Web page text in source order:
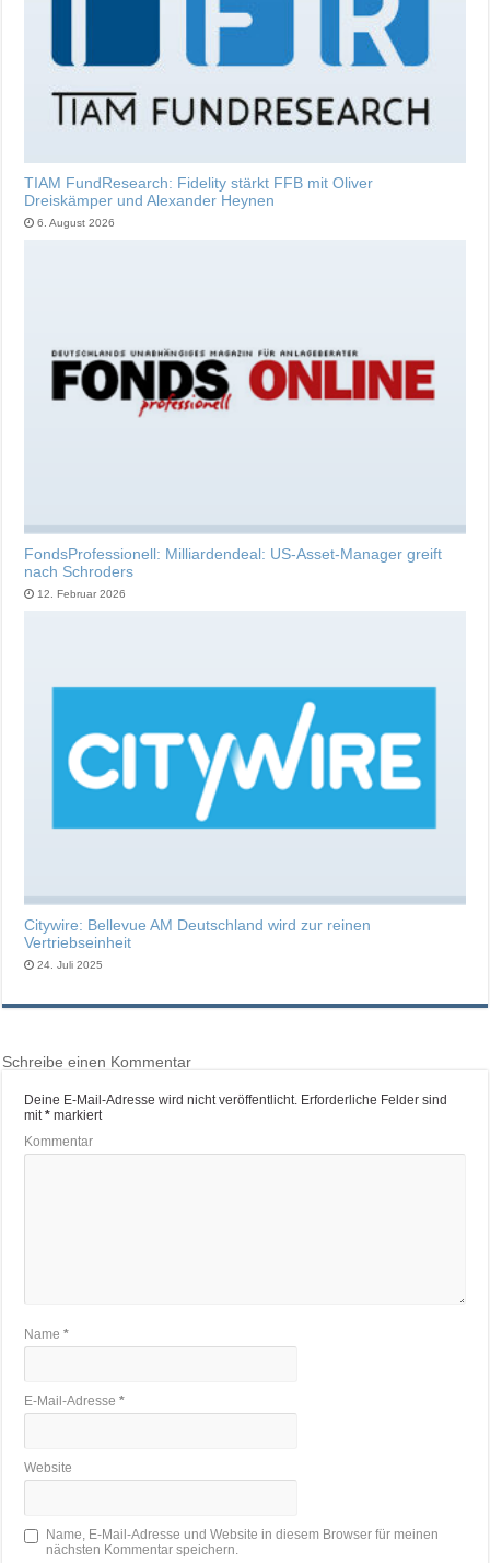
TIAM FundResearch: Fidelity stärkt FFB mit Oliver
Dreiskämper und Alexander Heynen
6. August 2026
FondsProfessionell: Milliardendeal: US-Asset-Manager greift
nach Schroders
12. Februar 2026
Citywire: Bellevue AM Deutschland wird zur reinen
Vertriebseinheit
24. Juli 2025
Schreibe einen Kommentar
Deine E-Mail-Adresse wird nicht veröffentlicht. Erforderliche Felder sind
mit* markiert
Kommentar
Name*
E-Mail-Adresse*
Website
Name, E-Mail-Adresse und Website in diesem Browser für meinen
nächsten Kommentar speichern.